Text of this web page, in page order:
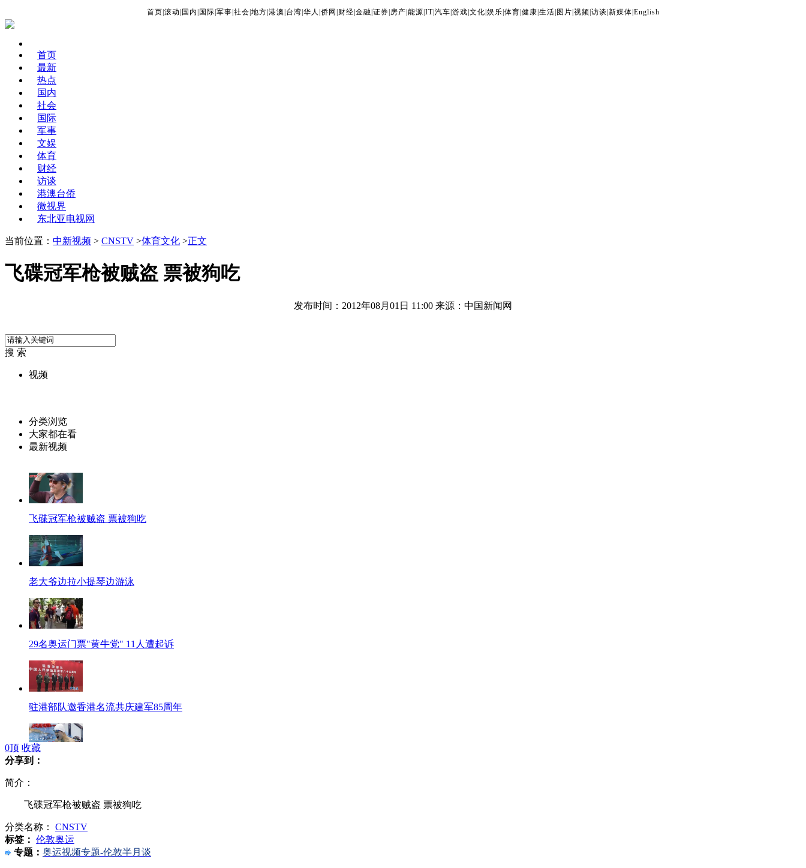
首页 滚动 国内 国际 军事 社会 地方 港澳 台湾 华人 侨网 财经 金融 证券 房产 能源 IT| 汽车 游戏 文化 娱乐 体育 健康 生活 图片 视频 访谈 新媒体 English
首页
最新
热点
国内
社会
国际
军事
文娱
体育
财经
访谈
港澳台侨
微视界
东北亚电视网
当前位置： 中新视频 > CNSTV >体育文化 >正文
飞碟冠军枪被贼盗 票被狗吃
发布时间：2012年08月01日 11:00 来源：中国新闻网
搜 索
视频
分类浏览
大家都在看
最新视频
飞碟冠军枪被贼盗 票被狗吃
老大爷边拉小提琴边游泳
29名奥运门票"黄牛党" 11人遭起诉
驻港部队邀香港名流共庆建军85周年
安徽选美被评惊悚 选手称不敢出门
0顶 收藏
分享到：
简介：
飞碟冠军枪被贼盗 票被狗吃
分类名称： CNSTV
标签： 伦敦奥运
专题： 奥运视频专题-伦敦半月谈